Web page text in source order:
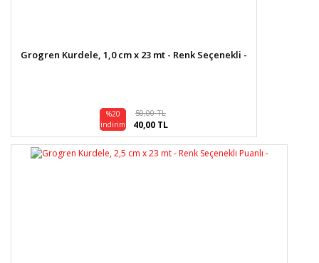
Grogren Kurdele, 1,0 cm x 23 mt - Renk Seçenekli -
%20
indirim
50,00 TL
40,00 TL